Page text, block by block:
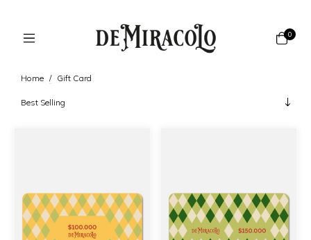
0
Home / Gift Card